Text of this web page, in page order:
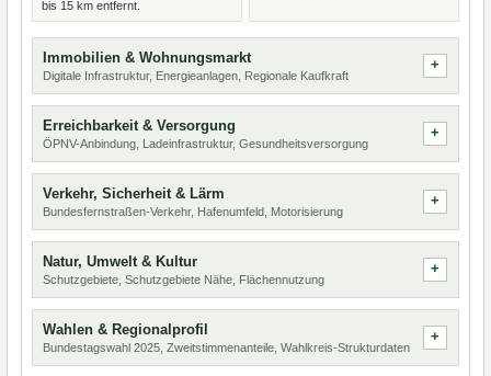
bis 15 km entfernt.
Immobilien & Wohnungsmarkt
Digitale Infrastruktur, Energieanlagen, Regionale Kaufkraft
Erreichbarkeit & Versorgung
ÖPNV-Anbindung, Ladeinfrastruktur, Gesundheitsversorgung
Verkehr, Sicherheit & Lärm
Bundesfernstraßen-Verkehr, Hafenumfeld, Motorisierung
Natur, Umwelt & Kultur
Schutzgebiete, Schutzgebiete Nähe, Flächennutzung
Wahlen & Regionalprofil
Bundestagswahl 2025, Zweitstimmenanteile, Wahlkreis-Strukturdaten